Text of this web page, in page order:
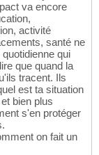
va encore
activité
santé ne
qui
que quand la
tracent. Ils
est ta situation
bien plus
s'en protéger
on fait un